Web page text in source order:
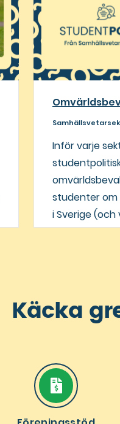
Inför varje
studenter
i Sverige (och
Käcka